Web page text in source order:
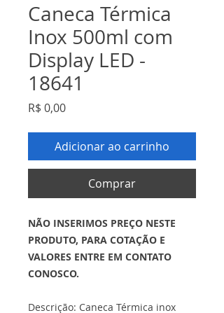
Caneca Térmica
Inox 500ml com
Display LED -
18641
R$ 0,00Preço
Adicionar ao carrinho
Comprar
NÃO INSERIMOS PREÇO NESTE
PRODUTO, PARA COTAÇÃO E
VALORES ENTRE EM CONTATO
CONOSCO.
Descrição: Caneca Térmica inox